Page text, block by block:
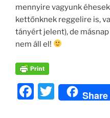
mennyire vagyunk
kettőnknek reggelire is,
tányért jelent), de
nem áll el!
F
T
w
Share